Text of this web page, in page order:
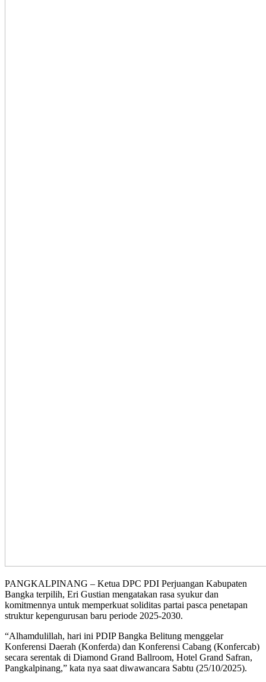
PANGKALPINANG – Ketua DPC PDI Perjuangan Kabupaten
Bangka terpilih, Eri Gustian mengatakan rasa syukur dan
komitmennya untuk memperkuat soliditas partai pasca penetapan
struktur kepengurusan baru periode 2025-2030.
“Alhamdulillah, hari ini PDIP Bangka Belitung menggelar
Konferensi Daerah (Konferda) dan Konferensi Cabang (Konfercab)
secara serentak di Diamond Grand Ballroom, Hotel Grand Safran,
Pangkalpinang,” kata nya saat diwawancara Sabtu (25/10/2025).